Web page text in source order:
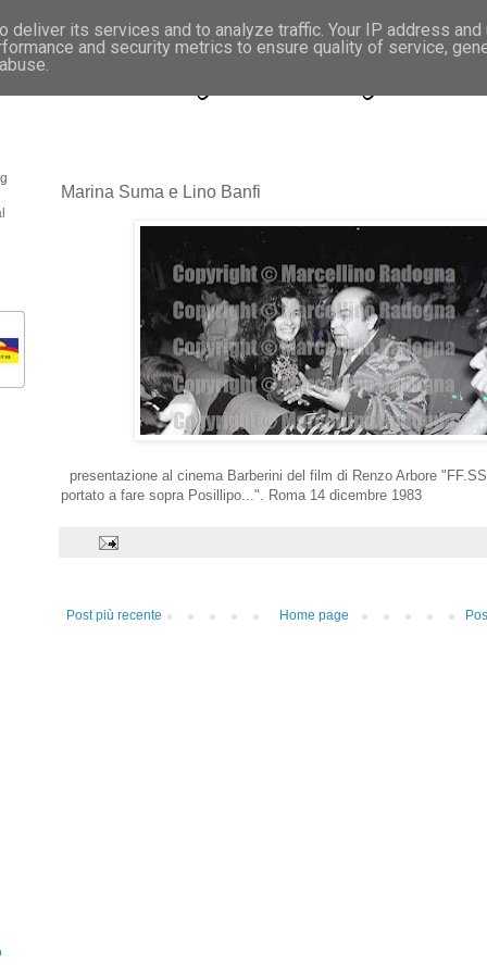
Fotonotizie per la stampa
Marina Suma e Lino Banfi
presentazione al cinema Barberini del film di Renzo Arbore
portato a fare sopra Posillipo...". Roma 14 dicembre 1983
Post più recente Home page
its services and to analyze traffic. Your IP address and
and security metrics to ensure quality of service,